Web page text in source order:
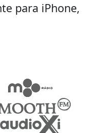
para iPhone,